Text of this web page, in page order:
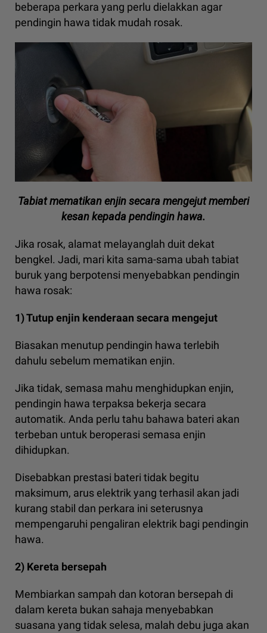
beberapa perkara yang perlu dielakkan agar
pendingin hawa tidak mudah rosak.
Tabiat mematikan enjin secara mengejut memberi
kesan kepada pendingin hawa.
Jika rosak, alamat melayanglah duit dekat
bengkel. Jadi, mari kita sama-sama ubah tabiat
buruk yang berpotensi menyebabkan pendingin
hawa rosak:
1) Tutup enjin kenderaan secara mengejut
Biasakan menutup pendingin hawa terlebih
dahulu sebelum mematikan enjin.
Jika tidak, semasa mahu menghidupkan enjin,
pendingin hawa terpaksa bekerja secara
automatik. Anda perlu tahu bahawa bateri akan
terbeban untuk beroperasi semasa enjin
dihidupkan.
Disebabkan prestasi bateri tidak begitu
maksimum, arus elektrik yang terhasil akan jadi
kurang stabil dan perkara ini seterusnya
mempengaruhi pengaliran elektrik bagi pendingin
hawa.
2) Kereta bersepah
Membiarkan sampah dan kotoran bersepah di
dalam kereta bukan sahaja menyebabkan
suasana yang tidak selesa, malah debu juga akan